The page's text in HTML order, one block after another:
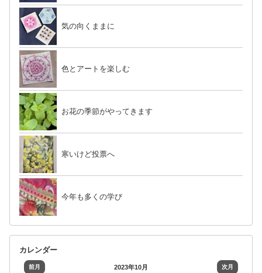
気の向くままに
色とアートを楽しむ
お花の季節がやってきます
寒いけど投票へ
今年も多くの学び
カレンダー
前月 2023年10月 次月